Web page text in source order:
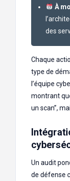
À
des
Chaque
type de
l’équipe
montrant
un scan”,
Un audit
de défense